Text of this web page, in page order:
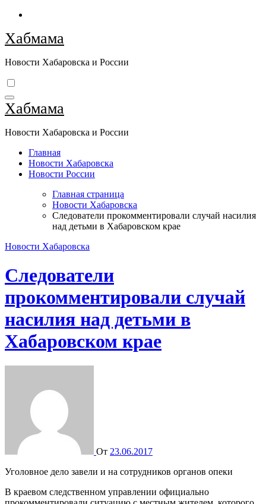
Перейти
содержимому
Хабмама
Новости Хабаровска и России
Хабмама
Новости Хабаровска и России
Главная
Новости Хабаровска
Новости России
Главная страница
Новости Хабаровска
Следователи прокомментировали случай насилия
над детьми в Хабаровском крае
Новости Хабаровска
Следователи
прокомментировали случай
насилия над детьми в
Хабаровском крае
От 23.06.2017
Уголовное дело завели и на сотрудников органов опеки
В краевом следственном управлении официально